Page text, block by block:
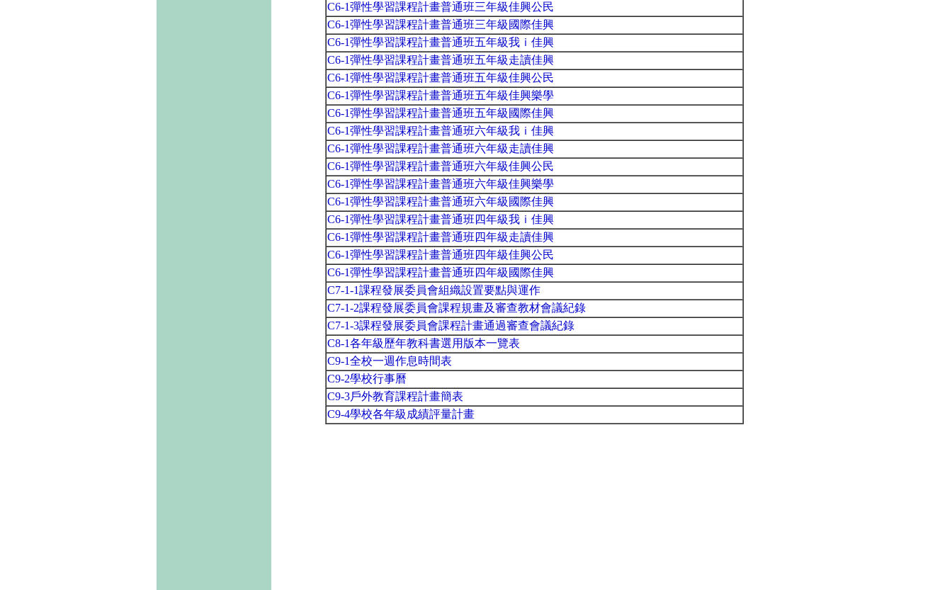
C6-1彈性學習課程計畫普通班三年級佳興公民
C6-1彈性學習課程計畫普通班三年級國際佳興
C6-1彈性學習課程計畫普通班五年級我ｉ佳興
C6-1彈性學習課程計畫普通班五年級走讀佳興
C6-1彈性學習課程計畫普通班五年級佳興公民
C6-1彈性學習課程計畫普通班五年級佳興樂學
C6-1彈性學習課程計畫普通班五年級國際佳興
C6-1彈性學習課程計畫普通班六年級我ｉ佳興
C6-1彈性學習課程計畫普通班六年級走讀佳興
C6-1彈性學習課程計畫普通班六年級佳興公民
C6-1彈性學習課程計畫普通班六年級佳興樂學
C6-1彈性學習課程計畫普通班六年級國際佳興
C6-1彈性學習課程計畫普通班四年級我ｉ佳興
C6-1彈性學習課程計畫普通班四年級走讀佳興
C6-1彈性學習課程計畫普通班四年級佳興公民
C6-1彈性學習課程計畫普通班四年級國際佳興
C7-1-1課程發展委員會組織設置要點與運作
C7-1-2課程發展委員會課程規畫及審查教材會議紀錄
C7-1-3課程發展委員會課程計畫通過審查會議紀錄
C8-1各年級歷年教科書選用版本一覽表
C9-1全校一週作息時間表
C9-2學校行事曆
C9-3戶外教育課程計畫簡表
C9-4學校各年級成績評量計畫